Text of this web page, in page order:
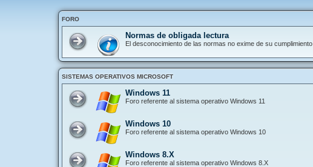
FORO
Normas de obligada lectura
El desconocimiento de las normas no exime de su cumplimiento
SISTEMAS OPERATIVOS MICROSOFT
Windows 11
Foro referente al sistema operativo Windows 11
Windows 10
Foro referente al sistema operativo Windows 10
Windows 8.X
Foro referente al sistema operativo Windows 8.X